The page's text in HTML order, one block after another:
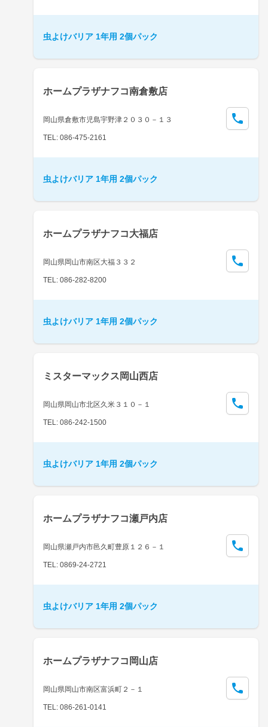
虫よけバリア 1年用 2個パック
ホームプラザナフコ南倉敷店
岡山県倉敷市児島宇野津２０３０－１３
TEL: 086-475-2161
虫よけバリア 1年用 2個パック
ホームプラザナフコ大福店
岡山県岡山市南区大福３３２
TEL: 086-282-8200
虫よけバリア 1年用 2個パック
ミスターマックス岡山西店
岡山県岡山市北区久米３１０－１
TEL: 086-242-1500
虫よけバリア 1年用 2個パック
ホームプラザナフコ瀬戸内店
岡山県瀬戸内市邑久町豊原１２６－１
TEL: 0869-24-2721
虫よけバリア 1年用 2個パック
ホームプラザナフコ岡山店
岡山県岡山市南区富浜町２－１
TEL: 086-261-0141